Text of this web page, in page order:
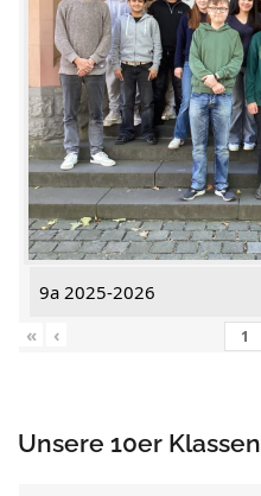
9a 2025-2026
«
‹
Unsere 10er Klassen